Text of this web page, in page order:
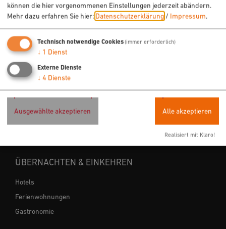
URLAUB & FREIZEIT
Radfahren
Wandern
Freizeit
Sehenswertes
Veranstaltungen
ÜBERNACHTEN & EINKEHREN
Hotels
Ferienwohnungen
Gastronomie
können die hier vorgenommenen Einstellungen jederzeit abändern.
Mehr dazu erfahren Sie hier: Datenschutzerklärung / Impressum.
Technisch notwendige Cookies(immer erforderlich)
↓ 1 Dienst
Externe Dienste
↓ 4 Dienste
Ausgewählte akzeptieren Alle akzeptieren
Realisiert mit Klaro!